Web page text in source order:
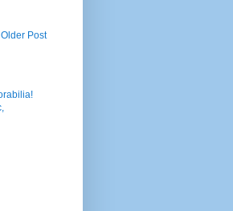
Older Post